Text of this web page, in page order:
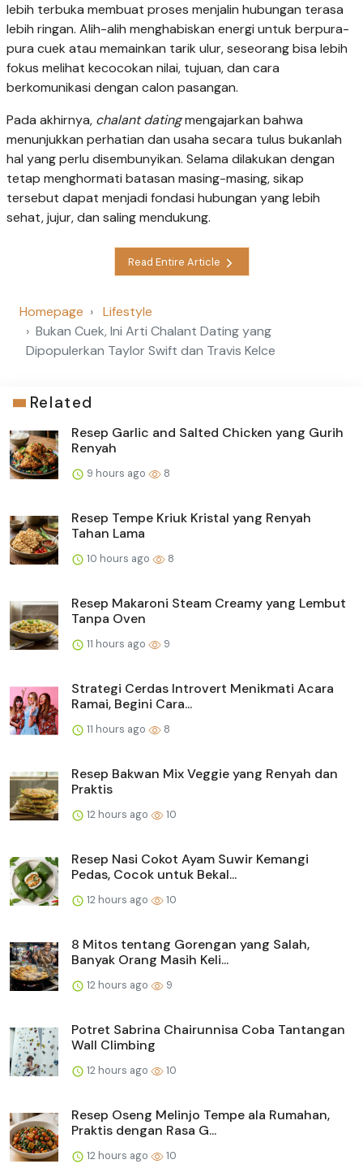
lebih terbuka membuat proses menjalin hubungan terasa
lebih ringan. Alih-alih menghabiskan energi untuk berpura-
pura cuek atau memainkan tarik ulur, seseorang bisa lebih
fokus melihat kecocokan nilai, tujuan, dan cara
berkomunikasi dengan calon pasangan.
Pada akhirnya, chalant datingmengajarkan bahwa
menunjukkan perhatian dan usaha secara tulus bukanlah
hal yang perlu disembunyikan. Selama dilakukan dengan
tetap menghormati batasan masing-masing, sikap
tersebut dapat menjadi fondasi hubungan yang lebih
sehat, jujur, dan saling mendukung.
Read Entire Article
Homepage
Lifestyle
Bukan Cuek, Ini Arti Chalant Dating yang
Dipopulerkan Taylor Swift dan Travis Kelce
Related
Resep Garlic and Salted Chicken yang Gurih
Renyah
9 hours ago 8
Resep Tempe Kriuk Kristal yang Renyah
Tahan Lama
10 hours ago 8
Resep Makaroni Steam Creamy yang Lembut
Tanpa Oven
11 hours ago 9
Strategi Cerdas Introvert Menikmati Acara
Ramai, Begini Cara...
11 hours ago 8
Resep Bakwan Mix Veggie yang Renyah dan
Praktis
12 hours ago 10
Resep Nasi Cokot Ayam Suwir Kemangi
Pedas, Cocok untuk Bekal...
12 hours ago 10
8 Mitos tentang Gorengan yang Salah,
Banyak Orang Masih Keli...
12 hours ago 9
Potret Sabrina Chairunnisa Coba Tantangan
Wall Climbing
12 hours ago 10
Resep Oseng Melinjo Tempe ala Rumahan,
Praktis dengan Rasa G...
12 hours ago 10